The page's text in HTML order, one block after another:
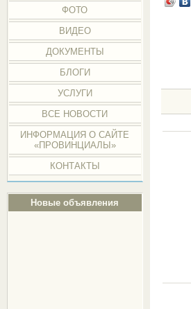
ФОТО
ВИДЕО
ДОКУМЕНТЫ
БЛОГИ
УСЛУГИ
ВСЕ НОВОСТИ
ИНФОРМАЦИЯ О САЙТЕ
«ПРОВИНЦИАЛЫ»
КОНТАКТЫ
Новые объявления